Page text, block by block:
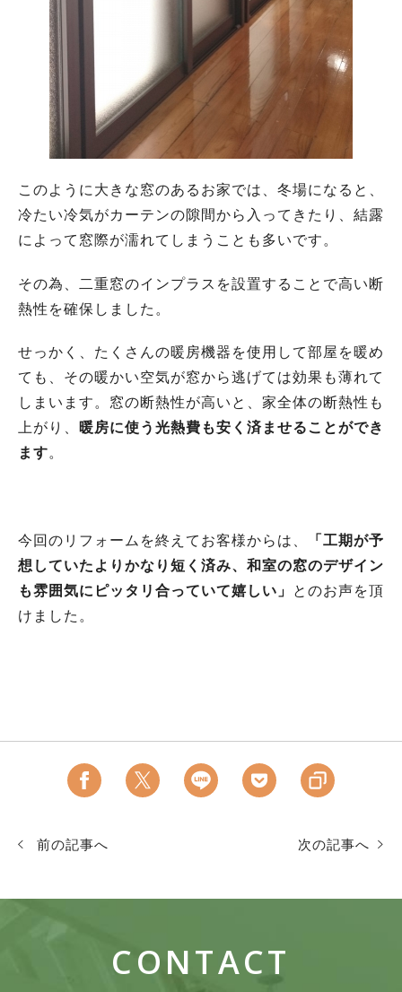
このように大きな窓のあるお家では、冬場になると、
冷たい冷気がカーテンの隙間から入ってきたり、結露
によって窓際が濡れてしまうことも多いです。
その為、二重窓のインプラスを設置することで高い断
熱性を確保しました。
せっかく、たくさんの暖房機器を使用して部屋を暖め
ても、その暖かい空気が窓から逃げては効果も薄れて
しまいます。窓の断熱性が高いと、家全体の断熱性も
上がり、
暖房に使う光熱費も安く済ませることができ
ます。
今回のリフォームを終えてお客様からは、
「工期が予
想していたよりかなり短く済み、和室の窓のデザイン
も雰囲気にピッタリ合っていて嬉しい」
とのお声を頂
けました。
前の記事へ 次の記事へ
CONTACT